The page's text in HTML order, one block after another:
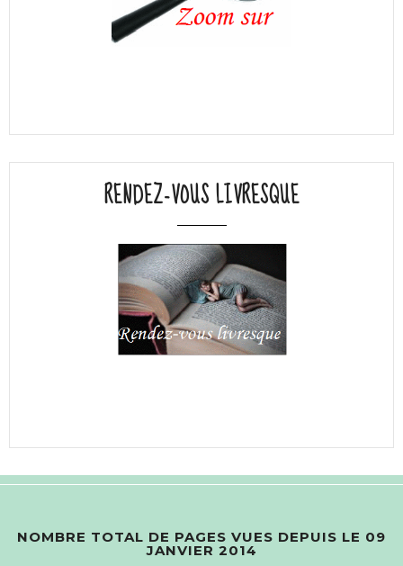
RENDEZ-VOUS LIVRESQUE
NOMBRE TOTAL DE PAGES VUES DEPUIS LE 09
JANVIER 2014